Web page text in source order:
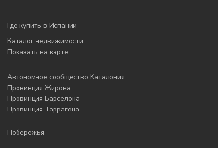
Где купить в Испании
Каталог недвижимости
Показать на карте
Автономное сообщество Каталония
Провинция Жирона
Провинция Барселона
Провинция Таррагона
Побережья